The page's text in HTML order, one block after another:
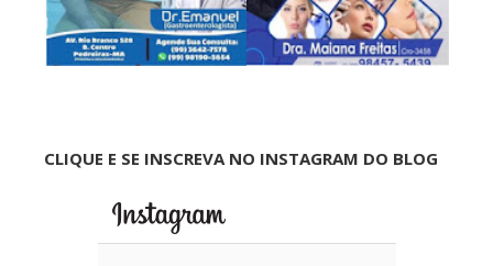
CLIQUE E SE INSCREVA NO INSTAGRAM DO BLOG